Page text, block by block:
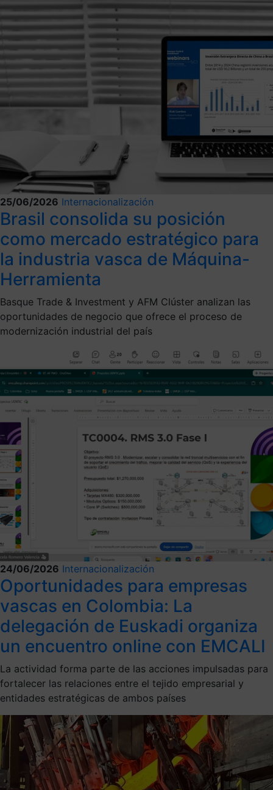
25/06/2026 Internacionalización
Brasil consolida su posición
como mercado estratégico para
la industria vasca de Máquina-
Herramienta
Basque Trade & Investment y AFM Clúster analizan las
oportunidades de negocio que ofrece el proceso de
modernización industrial del país
24/06/2026 Internacionalización
Oportunidades para empresas
vascas en Colombia: La
delegación de Euskadi organiza
un encuentro online con EMCALI
La actividad forma parte de las acciones impulsadas para
fortalecer las relaciones entre el tejido empresarial y
entidades estratégicas de ambos países